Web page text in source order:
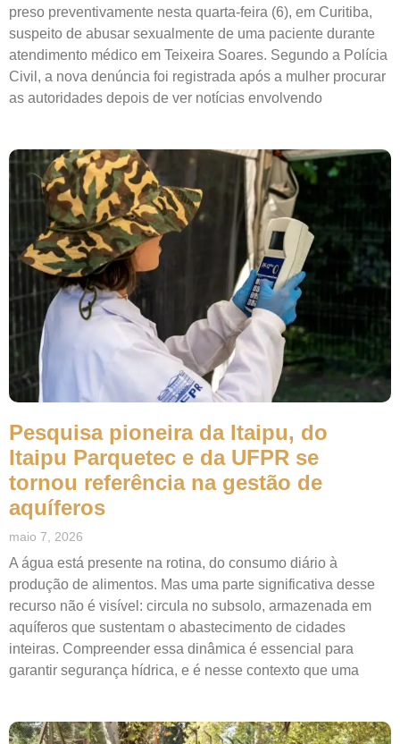
preso preventivamente nesta quarta-feira (6), em Curitiba,
suspeito de abusar sexualmente de uma paciente durante
atendimento médico em Teixeira Soares. Segundo a Polícia
Civil, a nova denúncia foi registrada após a mulher procurar
as autoridades depois de ver notícias envolvendo
Pesquisa pioneira da Itaipu, do
Itaipu Parquetec e da UFPR se
tornou referência na gestão de
aquíferos
maio 7, 2026
A água está presente na rotina, do consumo diário à
produção de alimentos. Mas uma parte significativa desse
recurso não é visível: circula no subsolo, armazenada em
aquíferos que sustentam o abastecimento de cidades
inteiras. Compreender essa dinâmica é essencial para
garantir segurança hídrica, e é nesse contexto que uma